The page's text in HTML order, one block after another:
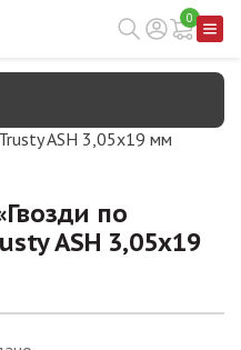
0
ASH 3,05х19 мм
Гвозди по
ASH 3,05х19